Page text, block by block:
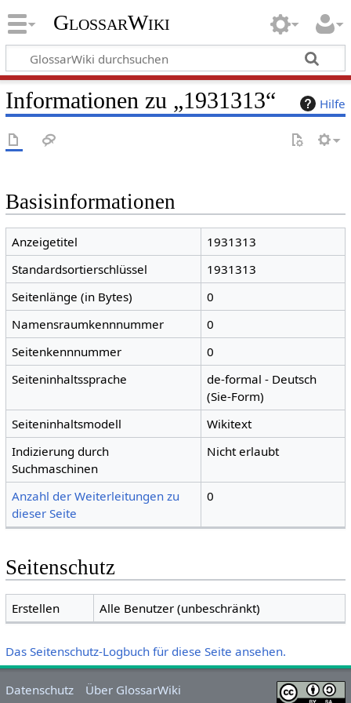
GlossarWiki
Hilfe
Informationen zu „1931313“
Basisinformationen
Anzeigetitel
1931313
Standardsortierschlüssel
1931313
Seitenlänge (in Bytes)
0
Namensraumkennnummer
0
Seitenkennnummer
0
Seiteninhaltssprache
de-formal - Deutsch
(Sie-Form)
Seiteninhaltsmodell
Wikitext
Indizierung durch
Suchmaschinen
Nicht erlaubt
Anzahl der Weiterleitungen zu
dieser Seite
0
Seitenschutz
Erstellen Alle Benutzer (unbeschränkt)
Das Seitenschutz-Logbuch für diese Seite ansehen.
Datenschutz
Über GlossarWiki